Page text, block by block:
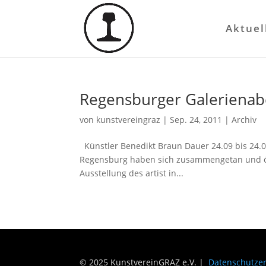
Regensburger
von kunstvereingraz |Sep. 24, 2011 |Archiv
Künstler Benedikt Braun Dauer 24.09 bis
Regensburg haben sich zusammengetan
Ausstellung des artist in...
© 2025 KunstvereinGRAZ e.V. |